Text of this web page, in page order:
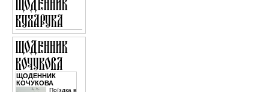
ЩОДЕННИК
КОЧУКОВА
Поїздка в